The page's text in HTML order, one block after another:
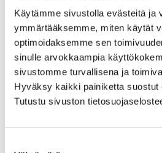
Käytämme sivustolla evästeitä ja
ymmärtääksemme, miten käytät
optimoidaksemme sen
sinulle arvokkaampia
sivustomme turvallisena ja
Hyväksy kaikki painiketta suostut
Tutustu sivuston
Varastossa
Toimitusaika 1–3
arkipäivää
OSTA NYT
Ovi- ja ikkunakauppa